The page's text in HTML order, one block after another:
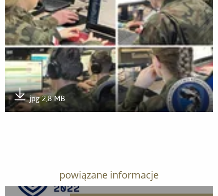
jpg 2,8 MB
Pobierz załącznik
powiązane informacje